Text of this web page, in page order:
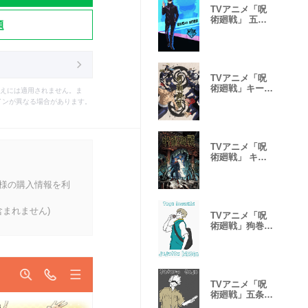
には適用されません。ま
が異なる場合があります。
の購入情報を利
まれません)
TVアニメ「呪
術廻戦」 五条
TVアニメ「呪
術廻戦」キービ
TVアニメ「呪
術廻戦」 キー
TVアニメ「呪
術廻戦」狗巻棘
TVアニメ「呪
術廻戦」五条悟